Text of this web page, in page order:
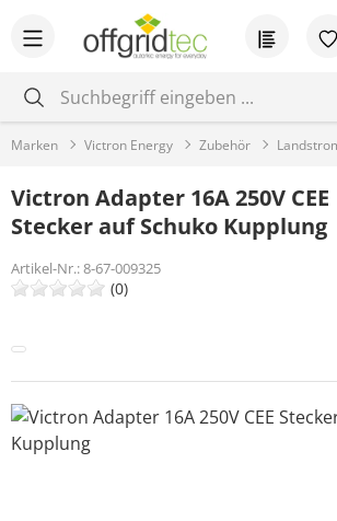
Zum Hauptinhalt springen
Marken Victron Energy Zubehör
Victron Adapter 16A 250V CEE
Stecker auf Schuko Kupplung
Artikel-Nr.:8-67-009325
(0)
Bildergalerie überspringen